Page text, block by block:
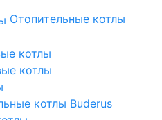
Отопительные котлы
котлы
котлы
котлы Buderus